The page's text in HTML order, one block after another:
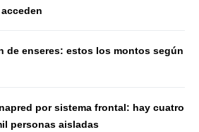
de enseres: estos los montos según
por sistema frontal: hay cuatro
personas aisladas